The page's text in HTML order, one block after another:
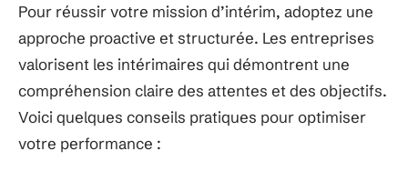
Pour réussir votre mission d’intérim, adoptez une
approche proactive et structurée. Les entreprises
valorisent les intérimaires qui démontrent une
compréhension claire des attentes et des objectifs.
Voici quelques conseils pratiques pour optimiser
votre performance :